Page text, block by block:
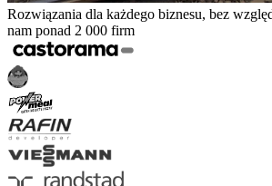
Rozwiązania dla każdego biznesu, bez
nam ponad 2 000 firm